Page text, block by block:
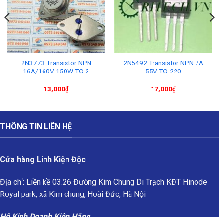
2N3773 Transistor NPN
16A/160V 150W TO-3
13,000₫
2N5492 Transistor NPN 7A
55V TO-220
17,000₫
THÔNG TIN LIÊN HỆ
Cửa hàng Linh Kiện Độc
Địa chỉ: Liền kề 03.26 Đường Kim Chung Di Trạch KĐT Hinode
Royal park, xã Kim chung, Hoài Đức, Hà Nội